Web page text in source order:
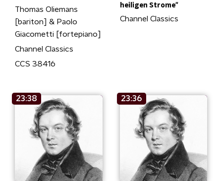
Thomas Oliemans
[bariton] & Paolo
Giacometti [fortepiano]
Channel Classics
CCS 38416
heiligen Strome"
Channel Classics
23:38 23:36